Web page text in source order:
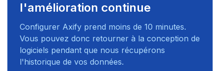
l'amélioration continue
Configurer Axify prend moins de 10 minutes.
Vous pouvez donc retourner à la conception de
logiciels pendant que nous récupérons
l'historique de vos données.